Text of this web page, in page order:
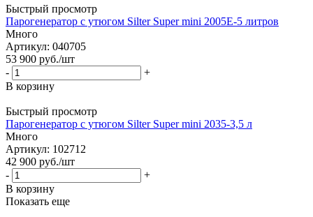
Быстрый просмотр
Парогенератор с утюгом Silter Super mini 2005Е-5 литров
Много
Артикул: 040705
53 900 руб./шт
-
+
В корзину
Быстрый просмотр
Парогенератор с утюгом Silter Super mini 2035-3,5 л
Много
Артикул: 102712
42 900 руб./шт
-
+
В корзину
Показать еще